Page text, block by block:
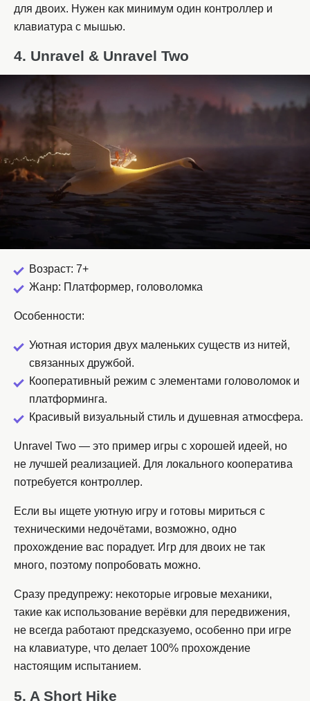
для двоих. Нужен как минимум один контроллер и
клавиатура с мышью.
4. Unravel & Unravel Two
Возраст: 7+
Жанр: Платформер, головоломка
Особенности:
Уютная история двух маленьких существ из нитей,
связанных дружбой.
Кооперативный режим с элементами головоломок и
платформинга.
Красивый визуальный стиль и душевная атмосфера.
Unravel Two — это пример игры с хорошей идеей, но
не лучшей реализацией. Для локального кооператива
потребуется контроллер.
Если вы ищете уютную игру и готовы мириться с
техническими недочётами, возможно, одно
прохождение вас порадует. Игр для двоих не так
много, поэтому попробовать можно.
Сразу предупрежу: некоторые игровые механики,
такие как использование верёвки для передвижения,
не всегда работают предсказуемо, особенно при игре
на клавиатуре, что делает 100% прохождение
настоящим испытанием.
5. A Short Hike